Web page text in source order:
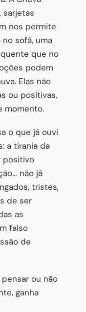
sarjetas
nos permite
sofá, uma
que no
podem
Elas não
ou positivas,
momento.
o que já ouvi
a tirania da
positivo
não já
tristes,
de ser
as
falso
de
ou não
ganha